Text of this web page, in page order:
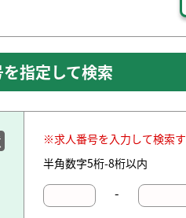
指定して検索
※求人番号を入力して検索
半角数字5桁-8桁以内
-